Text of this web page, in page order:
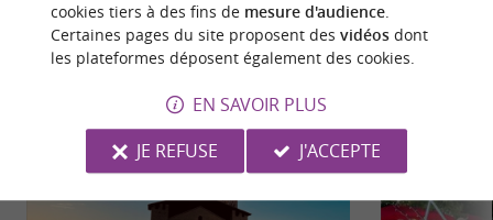
NOUS AVONS TESTÉPOUR VOUS
cookies tiers à des fins de mesure d'audience.
Certaines pages du site proposent des vidéosdont
les plateformes déposent également des cookies.
EN SAVOIR PLUS
JE REFUSE
J'ACCEPTE